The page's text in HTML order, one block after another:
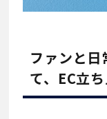
ファンと日
て、EC立